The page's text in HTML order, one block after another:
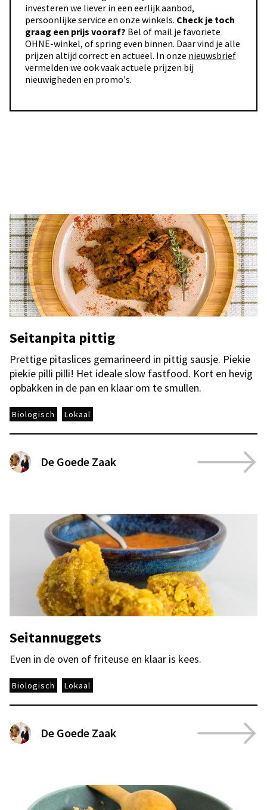
investeren we liever in een eerlijk aanbod,
persoonlijke service en onze winkels. Check je toch
graag een prijs vooraf? Bel of mail je favoriete
OHNE-winkel, of spring even binnen. Daar vind je alle
prijzen altijd correct en actueel. In onze nieuwsbrief
vermelden we ook vaak actuele prijzen bij
nieuwigheden en promo's.
Seitanpita pittig
Prettige pitaslices gemarineerd in pittig sausje. Piekie
piekie pilli pilli! Het ideale slow fastfood. Kort en hevig
opbakken in de pan en klaar om te smullen.
Biologisch Lokaal
De Goede Zaak
Seitannuggets
Even in de oven of friteuse en klaar is kees.
Biologisch Lokaal
De Goede Zaak